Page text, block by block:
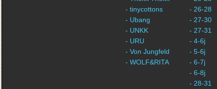
- tinycottons
- Ubang
- UNKK
- URU
- Von Jungfeld
- WOLF&RITA
- 26-28
- 27-30
- 27-31
- 4-6j
- 5-6j
- 6-7j
- 6-8j
- 28-31